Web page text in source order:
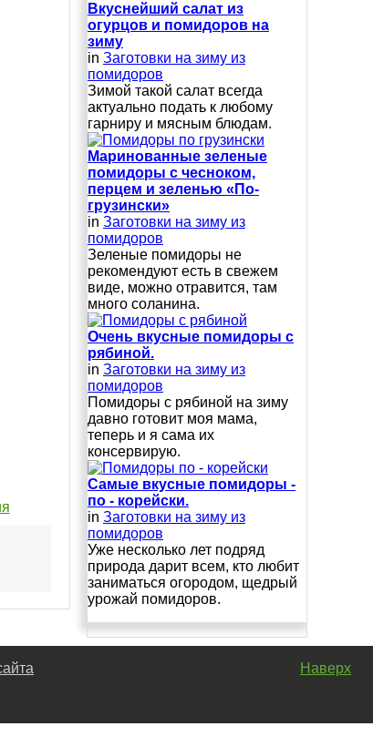
Вкуснейший салат из
огурцов и помидоров на
зиму
in Заготовки на зиму из
помидоров
Зимой такой салат всегда
актуально подать к любому
гарниру и мясным блюдам.
Маринованные зеленые
помидоры с чесноком,
перцем и зеленью «По-
грузински»
in Заготовки на зиму из
помидоров
Зеленые помидоры не
рекомендуют есть в свежем
виде, можно отравится, там
много соланина.
Очень вкусные помидоры с
рябиной.
in Заготовки на зиму из
помидоров
Помидоры с рябиной на зиму
давно готовит моя мама,
теперь и я сама их
консервирую.
Самые вкусные помидоры -
по - корейски.
in Заготовки на зиму из
помидоров
Уже несколько лет подряд
природа дарит всем, кто любит
заниматься огородом, щедрый
урожай помидоров.
Наверх